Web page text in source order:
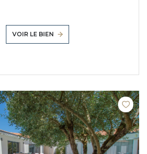
VOIR LE BIEN